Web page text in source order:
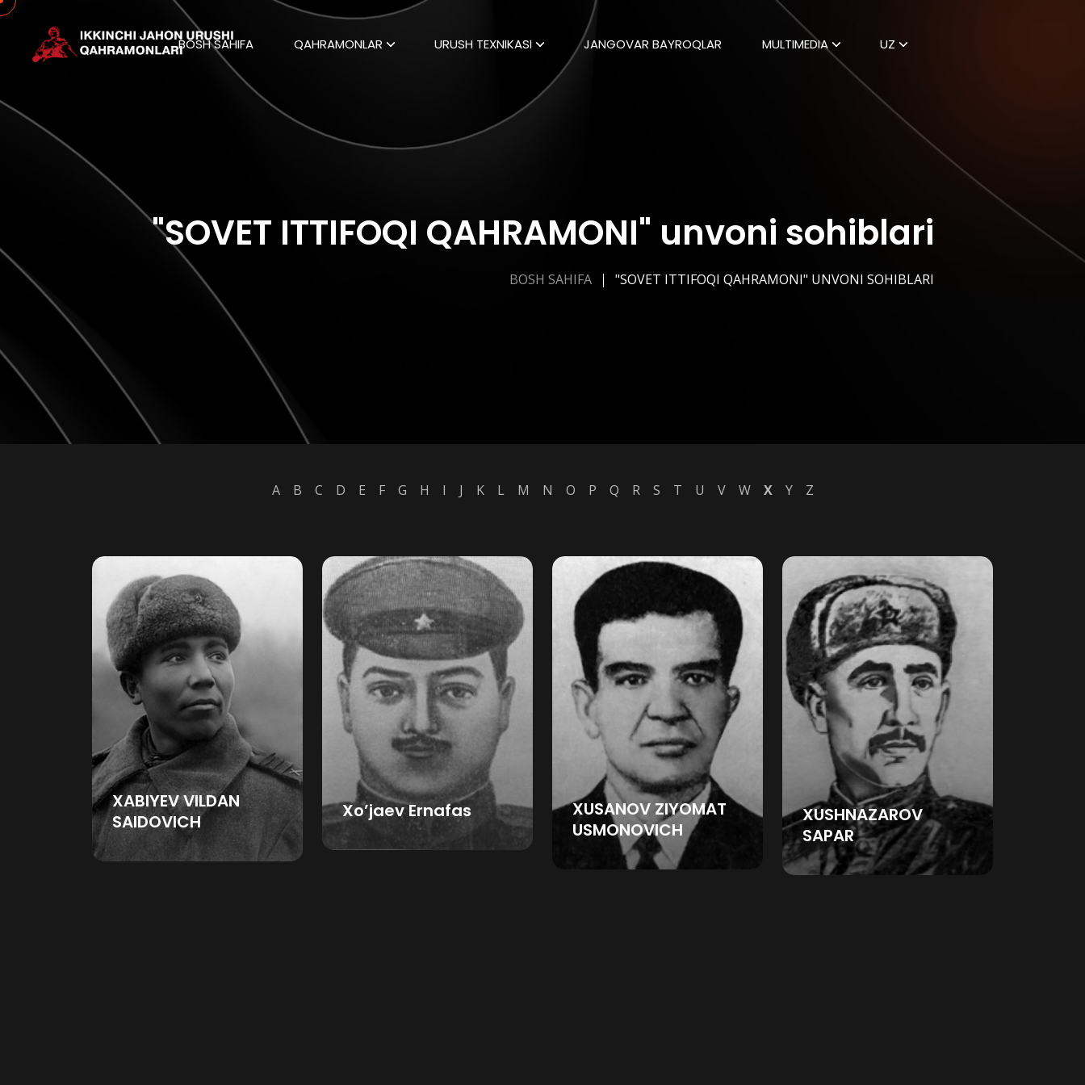
BOSH SAHIFA QAHRAMONLAR URUSH TEXNIKASI JANGOVAR BAYROQLAR MULTIMEDIA UZ
"SOVET ITTIFOQI QAHRAMONI" unvoni sohiblari
BOSH SAHIFA "SOVET ITTIFOQI QAHRAMONI" UNVONI SOHIBLARI
A B C D E F G H I J K L M N O P Q R S T U V W X Y Z
XABIYEV VILDAN
SAIDOVICH
Xo’jaev Ernafas
XUSANOV ZIYOMAT
USMONOVICH
XUSHNAZAROV
SAPAR